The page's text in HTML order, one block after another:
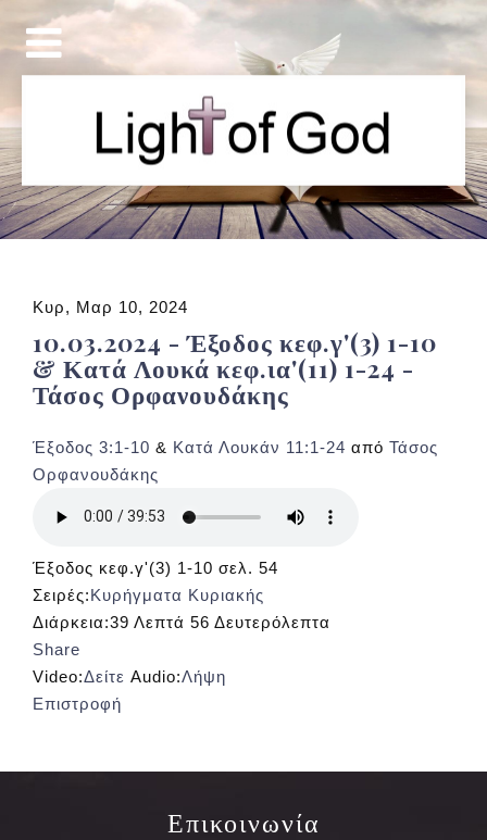
Κυρ, Μαρ 10, 2024
10.03.2024 - Έξοδος κεφ.γ'(3) 1-10
& Κατά Λουκά κεφ.ια'(11) 1-24 -
Τάσος Ορφανουδάκης
Έξοδος 3:1-10 & Κατά Λουκάν 11:1-24 από Τάσος
Ορφανουδάκης
Έξοδος κεφ.γ'(3) 1-10 σελ. 54
Σειρές:Κυρήγματα Κυριακής
Διάρκεια:39 Λεπτά 56 Δευτερόλεπτα
Share
Video:Δείτε Audio:Λήψη
Επιστροφή
Επικοινωνία